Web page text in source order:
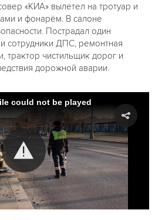
«КИА» вылетел на тротуар и
и фонарём. В салоне
Пострадал один
сотрудники ДПС, ремонтная
трактор чистильщик дорог и
дорожной аварии.
could not be played